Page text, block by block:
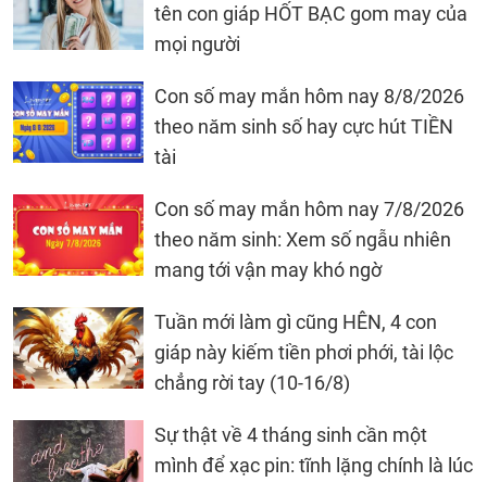
tên con giáp HỐT BẠC gom may của
mọi người
Con số may mắn hôm nay 8/8/2026
theo năm sinh số hay cực hút TIỀN
tài
Con số may mắn hôm nay 7/8/2026
theo năm sinh: Xem số ngẫu nhiên
mang tới vận may khó ngờ
Tuần mới làm gì cũng HÊN, 4 con
giáp này kiếm tiền phơi phới, tài lộc
chẳng rời tay (10-16/8)
Sự thật về 4 tháng sinh cần một
mình để xạc pin: tĩnh lặng chính là lúc